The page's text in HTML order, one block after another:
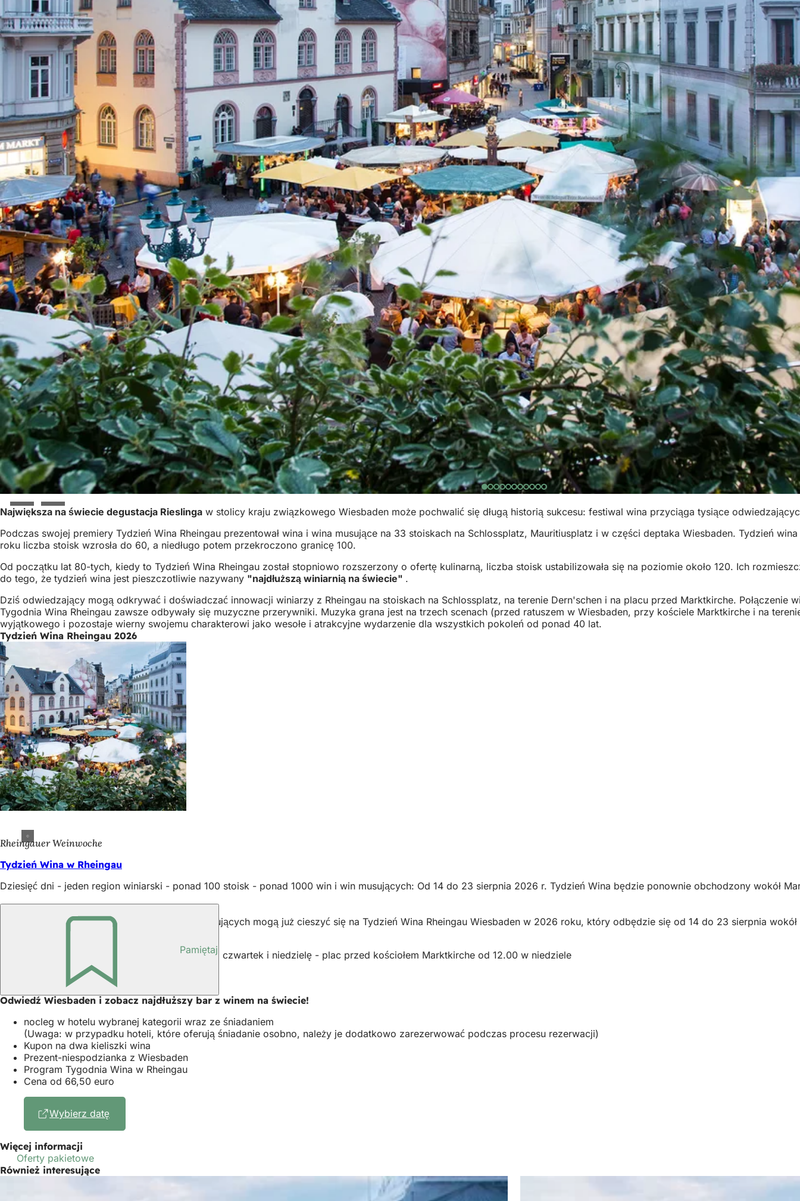
Największa na świecie degustacja Rieslinga w stolicy kraju związkowego Wiesbaden może pochwalić się długą historią sukcesu: festiwal wina przyciąga tysiące
Podczas swojej premiery Tydzień Wina Rheingau prezentował wina i wina musujące na 33 stoiskach na Schlossplatz, Mauritiusplatz i w części deptaka Wiesbaden. Tydzień
roku liczba stoisk wzrosła do 60, a niedługo potem przekroczono granicę 100.
Od początku lat 80-tych, kiedy to Tydzień Wina Rheingau został stopniowo rozszerzony o ofertę kulinarną, liczba stoisk ustabilizowała się na poziomie około 120. Ich
do tego, że tydzień wina jest pieszczotliwie nazywany "najdłuższą winiarnią na świecie" .
Dziś odwiedzający mogą odkrywać i doświadczać innowacji winiarzy z Rheingau na stoiskach na Schlossplatz, na terenie Dern'schen i na placu przed Marktkirche. Połączenie
Tygodnia Wina Rheingau zawsze odbywały się muzyczne przerywniki. Muzyka grana jest na trzech scenach (przed ratuszem w Wiesbaden, przy kościele Marktkirche i na
wyjątkowego i pozostaje wierny swojemu charakterowi jako wesołe i atrakcyjne wydarzenie dla wszystkich pokoleń od ponad 40 lat.
Tydzień Wina Rheingau 2026
Rheingauer Weinwoche
Tydzień Wina w Rheingau
Dziesięć dni - jeden region winiarski - ponad 100 stoisk - ponad 1000 win i win musujących: Od 14 do 23 sierpnia 2026 r. Tydzień Wina będzie ponownie obchodzony wokół
Pamiętaj
Miłośnicy wyśmienitych lokalnych win i win musujących mogą już cieszyć się na Tydzień Wina Rheingau Wiesbaden w 2026 roku, który odbędzie się od 14 do 23 sierpnia
przed kościołem Marktkirche.
11.00-23.00 w poniedziałek, wtorek, środę, czwartek i niedzielę - plac przed kościołem Marktkirche od 12.00 w niedziele
11.00 do północy w piątek i sobotę
Stawka ryczałtowa
Odwiedź Wiesbaden i zobacz najdłuższy bar z winem na świecie!
nocleg w hotelu wybranej kategorii wraz ze śniadaniem
(Uwaga: w przypadku hoteli, które oferują śniadanie osobno, należy je dodatkowo zarezerwować podczas procesu rezerwacji)
Kupon na dwa kieliszki wina
Prezent-niespodzianka z Wiesbaden
Program Tygodnia Wina w Rheingau
Cena od 66,50 euro
Wybierz datę(Otwiera
Więcej informacji
Oferty pakietowe
Również interesujące